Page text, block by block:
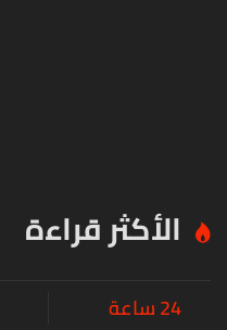
الأكثر قراءة
24 ساعة